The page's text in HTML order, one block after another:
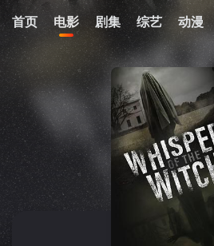
首页 电影 剧集 综艺 动漫
我的观影记录
暂无观看影片的记录